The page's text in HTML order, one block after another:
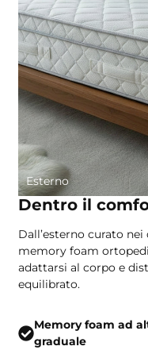
Esterno
Dentro il
Dall’esterno curato
memory foam
adattarsi al corpo e
equilibrato.
Memory foam ad
graduale